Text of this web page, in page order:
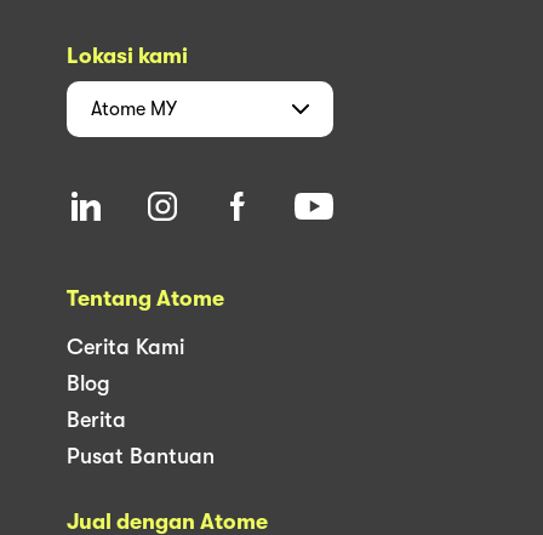
Lokasi kami
Atome MY
Tentang Atome
Cerita Kami
Blog
Berita
Pusat Bantuan
Jual dengan Atome